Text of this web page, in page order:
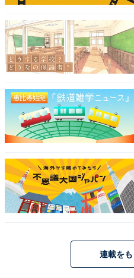
「わたぐも」が油を吸い取る
これできれいに油が吸い取
1袋で600mlの食用油を吸収
ると、多少吸収力が落ちる
連載を